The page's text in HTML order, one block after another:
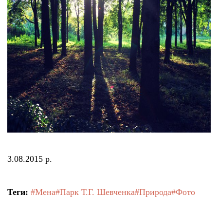
3.08.2015 р.
Теги: #Мена#Парк Т.Г. Шевченка#Природа#Фото